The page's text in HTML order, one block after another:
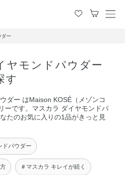
メ
ダー
ヤモンドパウダー
す
ダー はMaison KOSÉ（メゾンコ
ーです。マスカラ ダイヤモンドパ
たのお気に入りの1品がきっと見
ドパウダー
＃マスカラ キレイが続く